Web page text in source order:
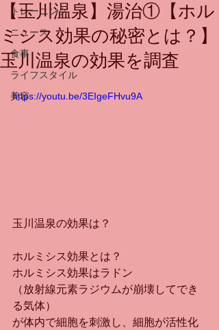
お問い合わせ
トレーニング
ニュース
食事
ライフスタイル
美容
【玉川温泉】湯治①【ホル
ミシス効果の秘密とは？】
玉川温泉の効果を調査
https://youtu.be/3EIgeFHvu9A
玉川温泉の効果は？
ホルミシス効果とは？
ホルミシス効果はラドン
（放射線元素ラジウムが崩壊してでき
る気体）
が体内で細胞を刺激し、細胞が活性化